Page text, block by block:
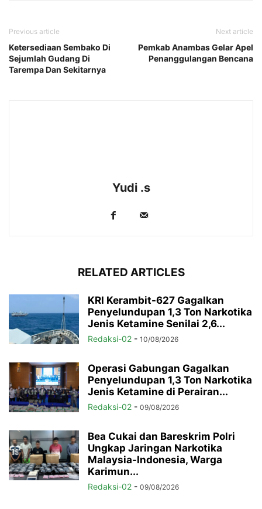
Previous article
Ketersediaan Sembako Di
Sejumlah Gudang Di
Tarempa Dan Sekitarnya
Next article
Pemkab Anambas Gelar Apel
Penanggulangan Bencana
Yudi .s
RELATED ARTICLES
KRI Kerambit-627 Gagalkan
Penyelundupan 1,3 Ton Narkotika
Jenis Ketamine Senilai 2,6...
Redaksi-02 - 10/08/2026
Operasi Gabungan Gagalkan
Penyelundupan 1,3 Ton Narkotika
Jenis Ketamine di Perairan...
Redaksi-02 - 09/08/2026
Bea Cukai dan Bareskrim Polri
Ungkap Jaringan Narkotika
Malaysia-Indonesia, Warga
Karimun...
Redaksi-02 - 09/08/2026